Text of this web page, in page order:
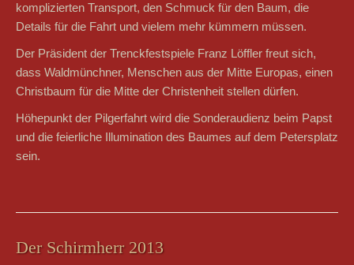
komplizierten Transport, den Schmuck für den Baum, die
Details für die Fahrt und vielem mehr kümmern müssen.
Der Präsident der Trenckfestspiele Franz Löffler freut sich,
dass Waldmünchner, Menschen aus der Mitte Europas, einen
Christbaum für die Mitte der Christenheit stellen dürfen.
Höhepunkt der Pilgerfahrt wird die Sonderaudienz beim Papst
und die feierliche Illumination des Baumes auf dem Petersplatz
sein.
Der Schirmherr 2013